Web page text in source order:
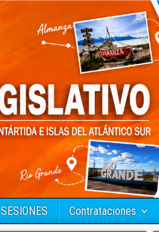
SESIONES Contrataciones